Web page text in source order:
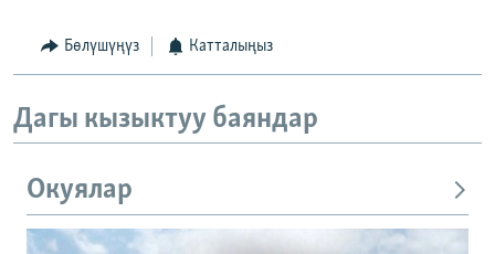
Бөлүшүңүз Катталыңыз
Дагы кызыктуу баяндар
Окуялар